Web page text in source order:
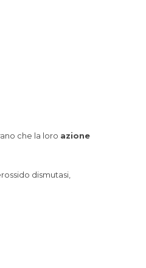
che la loro azione
dismutasi,